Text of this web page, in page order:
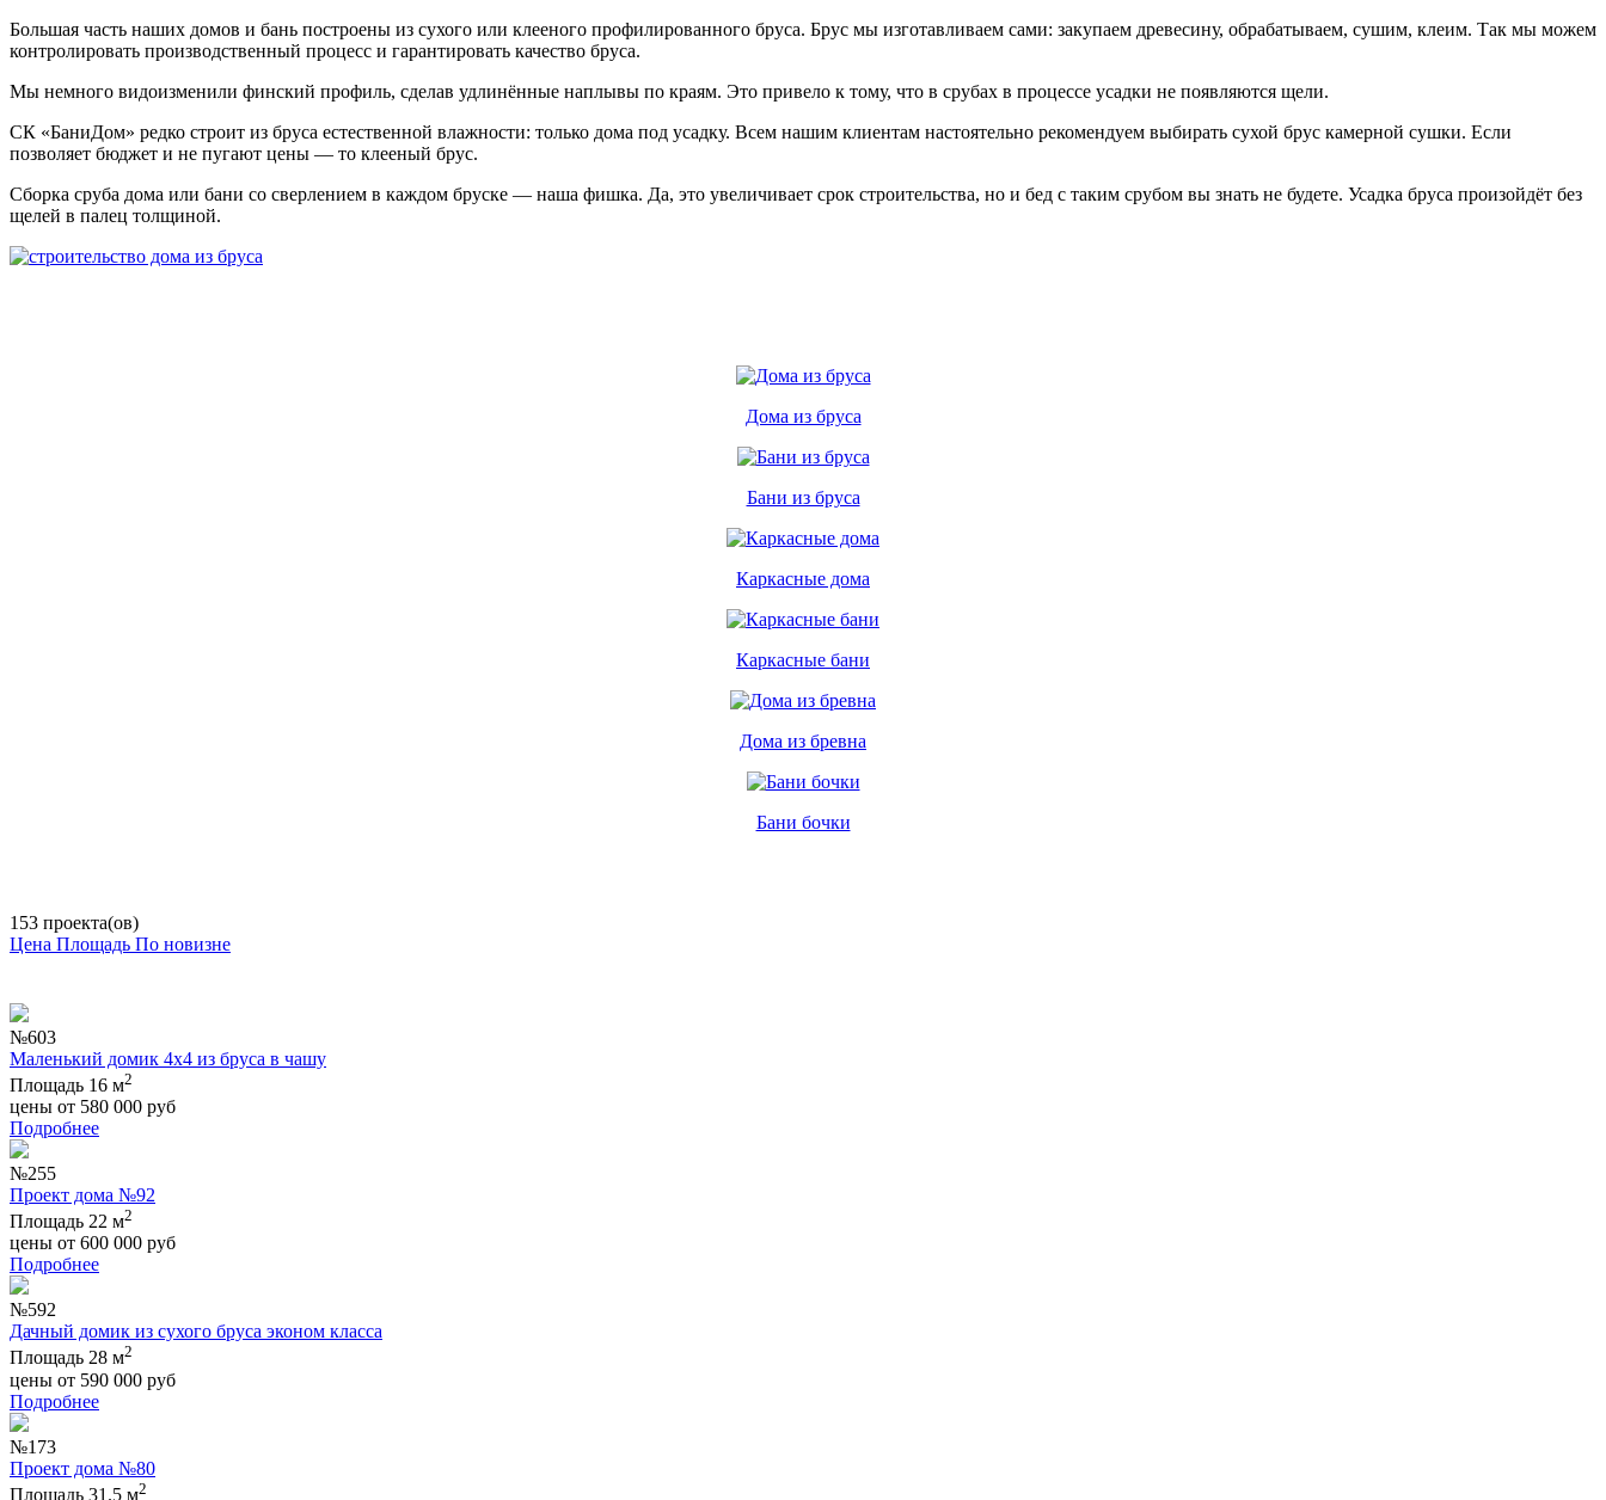
Большая часть наших домов и бань построены из сухого или клееного профилированного бруса. Брус мы изготавливаем сами: закупаем древесину, обрабатываем, сушим, клеим. Так мы можем
контролировать производственный процесс и гарантировать качество бруса.
Мы немного видоизменили финский профиль, сделав удлинённые наплывы по краям. Это привело к тому, что в срубах в процессе усадки не появляются щели.
СК «БаниДом» редко строит из бруса естественной влажности: только дома под усадку. Всем нашим клиентам настоятельно рекомендуем выбирать сухой брус камерной сушки. Если
позволяет бюджет и не пугают цены — то клееный брус.
Сборка сруба дома или бани со сверлением в каждом бруске — наша фишка. Да, это увеличивает срок строительства, но и бед с таким срубом вы знать не будете. Усадка бруса произойдёт без
щелей в палец толщиной.
Дома из бруса
Бани из бруса
Каркасные дома
Каркасные бани
Дома из бревна
Бани бочки
153 проекта(ов)
Цена Площадь По новизне
№603
Маленький домик 4х4 из бруса в чашу
Площадь 16 м2
цены от 580 000 руб
Подробнее
№255
Проект дома №92
Площадь 22 м2
цены от 600 000 руб
Подробнее
№592
Дачный домик из сухого бруса эконом класса
Площадь 28 м2
цены от 590 000 руб
Подробнее
№173
Проект дома №80
Площадь 31.5 м2